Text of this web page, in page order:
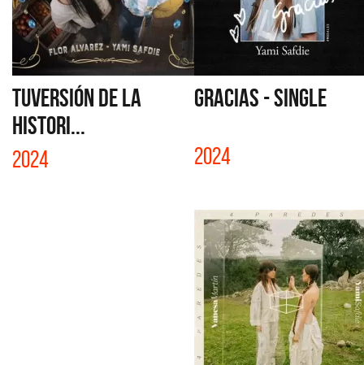
TUVERSIÓN DE LA
HISTORI...
2024
GRACIAS - SINGLE
2024